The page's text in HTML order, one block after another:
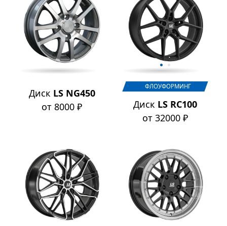
Диск LS NG450
от 8000 ₽
ФЛОУФОРМИНГ
Диск LS RC100
от 32000 ₽